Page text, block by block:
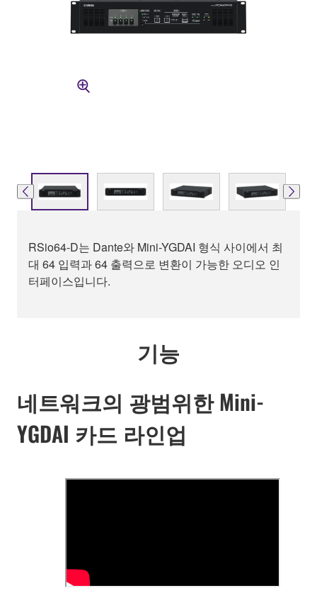
RSio64-D는 Dante와 Mini-YGDAI 형식 사이에서 최
대 64 입력과 64 출력으로 변환이 가능한 오디오 인
터페이스입니다.
기능
네트워크의 광범위한 Mini-
YGDAI 카드 라인업